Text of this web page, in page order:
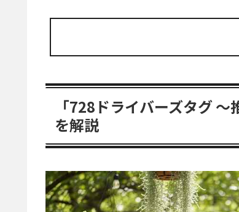
「728ドライバーズタグ
を解説